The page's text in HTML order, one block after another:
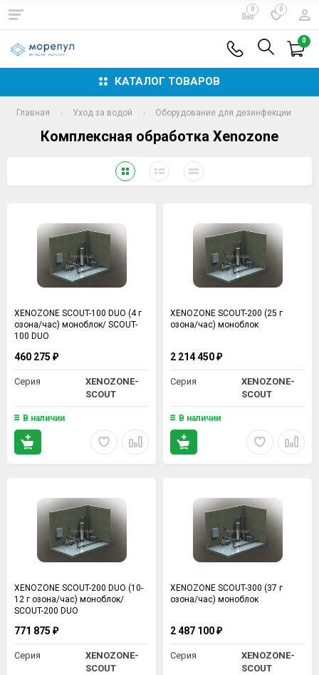
0 0
0
КАТАЛОГ ТОВАРОВ
Главная Уход за водой Оборудование для дезинфекции
Комплексная обработка Xenozone
XENOZONE SCOUT-100 DUO (4 г
озона/час) моноблок/ SCOUT-
100 DUO
460 275 ₽
Серия
XENOZONE-
SCOUT
В наличии
XENOZONE SCOUT-200 (25 г
озона/час) моноблок
2 214 450 ₽
Серия
XENOZONE-
SCOUT
В наличии
XENOZONE SCOUT-200 DUO (10-
12 г озона/час) моноблок/
SCOUT-200 DUO
771 875 ₽
Серия
XENOZONE-
SCOUT
XENOZONE SCOUT-300 (37 г
озона/час) моноблок
2 487 100 ₽
Серия
XENOZONE-
SCOUT